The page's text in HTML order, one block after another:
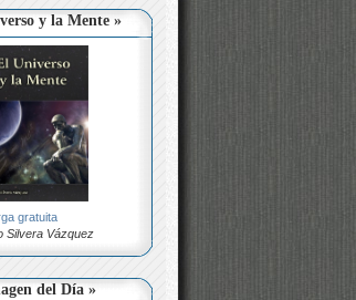
y la Mente »
gratuita
Vázquez
del Día »